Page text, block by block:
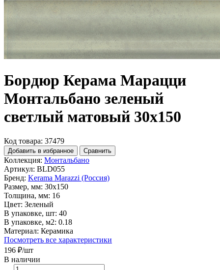
Бордюр Керама Марацци
Монтальбано зеленый
светлый матовый 30x150
Код товара: 37479
Добавить в избранное Сравнить
Коллекция: Монтальбано
Артикул: BLD055
Бренд: Kerama Marazzi (Россия)
Размер, мм: 30x150
Толщина, мм: 16
Цвет: Зеленый
В упаковке, шт: 40
В упаковке, м2: 0.18
Материал: Керамика
Посмотреть все характеристики
196 ₽/шт
В наличии